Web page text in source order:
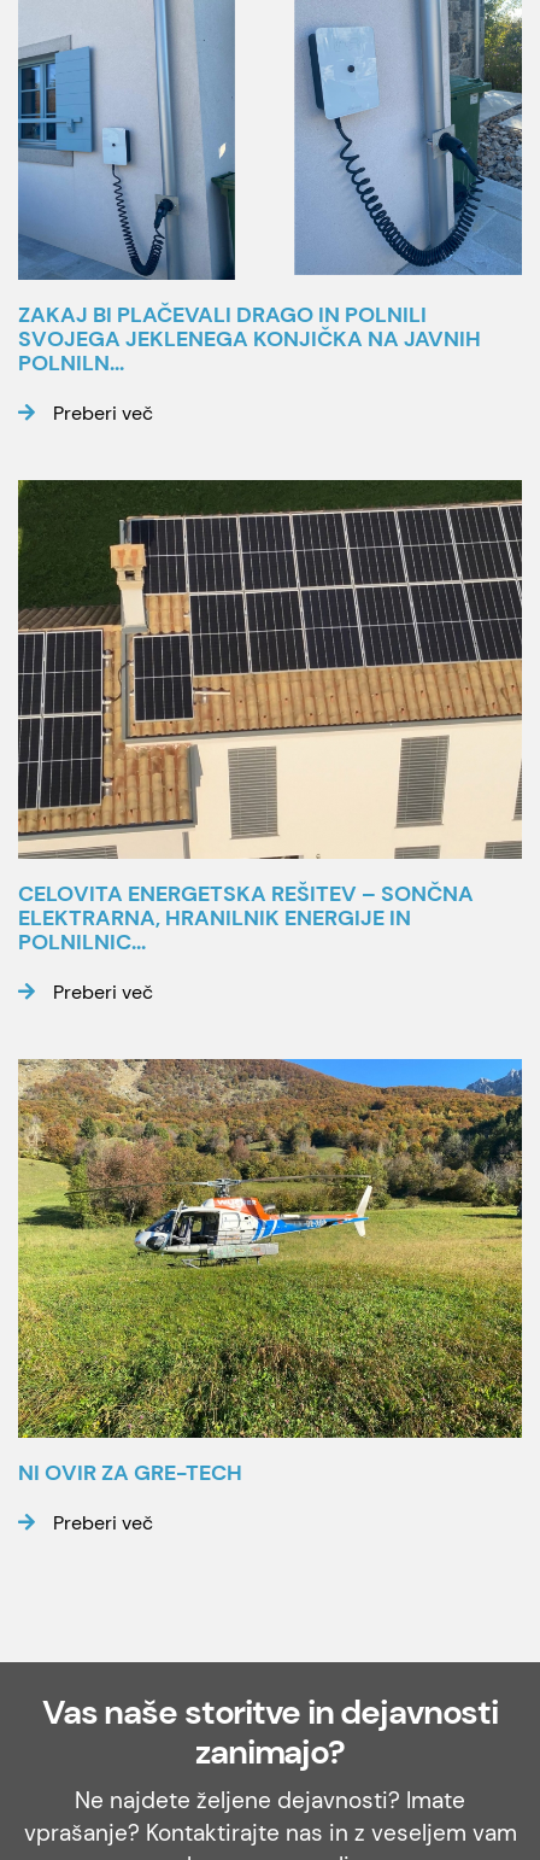
ZAKAJ BI PLAČEVALI DRAGO IN POLNILI
SVOJEGA JEKLENEGA KONJIČKA NA JAVNIH
POLNILN...
Preberi več
CELOVITA ENERGETSKA REŠITEV – SONČNA
ELEKTRARNA, HRANILNIK ENERGIJE IN
POLNILNIC...
Preberi več
NI OVIR ZA GRE-TECH
Preberi več
Vas naše storitve in dejavnosti
zanimajo?
Ne najdete željene dejavnosti? Imate
vprašanje? Kontaktirajte nas in z veseljem vam